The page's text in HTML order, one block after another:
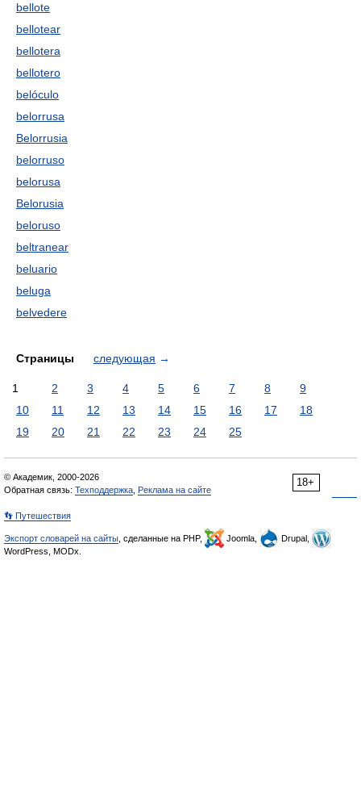
bellote
bellotear
bellotera
bellotero
belóculo
belorrusa
Belorrusia
belorruso
belorusa
Belorusia
beloruso
beltranear
beluario
beluga
belvedere
Страницы следующая →
1 2 3 4 5 6 7 8
9
10
11 12 13 14 15 16 17
18
19
20 21 22 23 24 25
18+
© Академик, 2000-2026
Обратная связь: Техподдержка Реклама на сайте
👣 Путешествия
Экспорт словарей на сайты , сделанные на PHP, Joomla,
Drupal,
WordPress, MODx.